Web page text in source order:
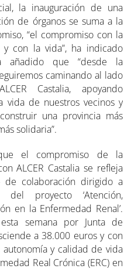
la inauguración de una
de órganos se suma a la
“el compromiso con la
con la vida”, ha indicado
añadido que “desde la
caminando al lado
Castalia, apoyando
vida de nuestros vecinos y
una provincia más
solidaria”.
el compromiso de la
ALCER Castalia se refleja
de colaboración dirigido a
del proyecto ‘Atención,
en la Enfermedad Renal’.
semana por Junta de
a 38.000 euros y con
y calidad de vida
Real Crónica (ERC) en